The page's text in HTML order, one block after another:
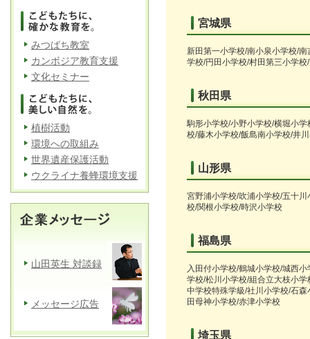
宮城県
新田第一小学校/南小泉小学校/
学校/円田小学校/村田第三小学
秋田県
駒形小学校/小野小学校/横堀小
校/藤木小学校/飯島南小学校/井
山形県
宮野浦小学校/吹浦小学校/五十
校/関根小学校/時沢小学校
福島県
入田付小学校/鶴城小学校/城西
学校/松川小学校/組合立大枝小
中学校特殊学級/社川小学校/石
田母神小学校/赤津小学校
埼玉県
みつばち教室
カンボジア教育支援
文化セミナー
植樹活動
環境への取組み
世界遺産保護活動
ウクライナ養蜂環境支援
山田英生 対談録
メッセージ広告